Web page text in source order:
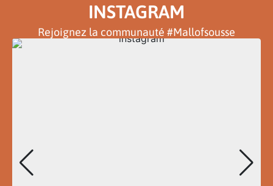
INSTAGRAM
Rejoignez la communauté #Mallofsousse